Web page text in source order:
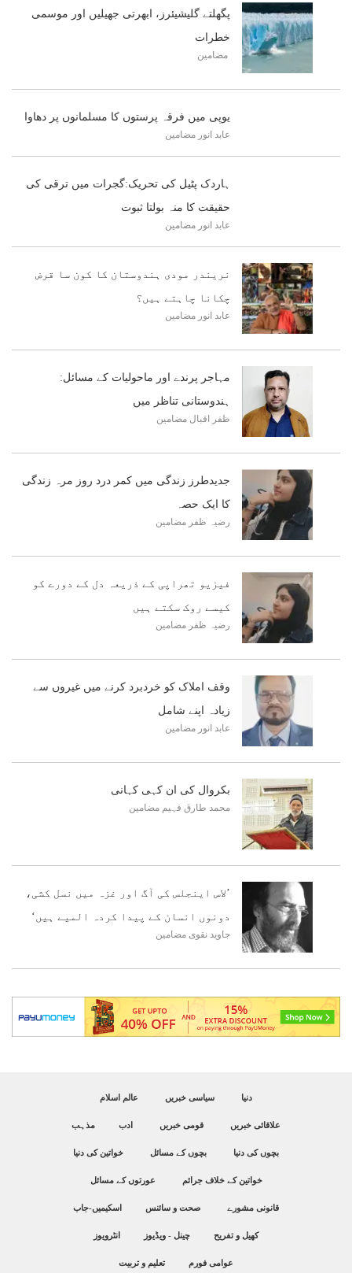
پگھلتے گلیشیئرز، ابھرتی جھیلیں اور موسمی
خطرات
مضامین
یوپی میں فرقہ پرستوں کا مسلمانوں پر دھاوا
عابد انور مضامین
ہاردک پٹیل کی تحریک:گجرات میں ترقی کی
حقیقت کا منہ بولتا ثبوت
عابد انور مضامین
نریندر مودی ہندوستان کا کون سا قرض
چکانا چاہتے ہیں؟
عابد انور مضامین
مہاجر پرندے اور ماحولیات کے مسائل:
ہندوستانی تناظر میں
ظفر اقبال مضامین
جدیدطرز زندگی میں کمر درد روز مرہ زندگی
کا ایک حصہ
رضیہ ظفر مضامین
فیزیو تھراپی کے ذریعہ دل کے دورے کو
کیسے روک سکتے ہیں
رضیہ ظفر مضامین
وقف املاک کو خردبرد کرنے میں غیروں سے
زیادہ اپنے شامل
عابد انور مضامین
بکروال کی ان کہی کہانی
محمد طارق فہیم مضامین
’لاس اینجلس کی آگ اور غزہ میں نسل کشی،
دونوں انسان کے پیدا کردہ المیے ہیں‘
جاوید نقوی مضامین
دنیا سیاسی خبریں عالم اسلام
علاقائی خبریں قومی خبریں ادب مذہب
بچوں کی دنیا بچوں کے مسائل خواتین کی دنیا
خواتین کے خلاف جرائم عورتوں کے مسائل
قانونی مشورے صحت و سائنس اسکیمیں-جاب
کھیل و تفریح چینل - ویڈیوز انٹرویوز
عوامی فورم تعلیم و تربیت